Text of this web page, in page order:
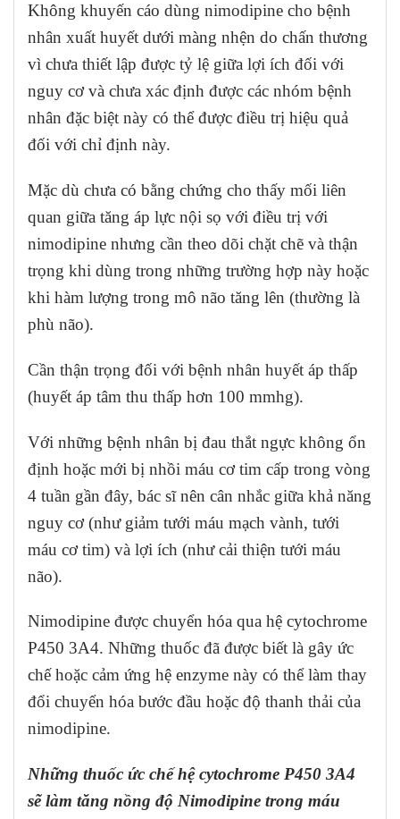
Không khuyến cáo dùng nimodipine cho bệnh
nhân xuất huyết dưới màng nhện do chấn thương
vì chưa thiết lập được tỷ lệ giữa lợi ích đối với
nguy cơ và chưa xác định được các nhóm bệnh
nhân đặc biệt này có thể được điều trị hiệu quả
đối với chỉ định này.
Mặc dù chưa có bằng chứng cho thấy mối liên
quan giữa tăng áp lực nội sọ với điều trị với
nimodipine nhưng cần theo dõi chặt chẽ và thận
trọng khi dùng trong những trường hợp này hoặc
khi hàm lượng trong mô não tăng lên (thường là
phù não).
Cần thận trọng đối với bệnh nhân huyết áp thấp
(huyết áp tâm thu thấp hơn 100 mmhg).
Với những bệnh nhân bị đau thắt ngực không ổn
định hoặc mới bị nhồi máu cơ tim cấp trong vòng
4 tuần gần đây, bác sĩ nên cân nhắc giữa khả năng
nguy cơ (như giảm tưới máu mạch vành, tưới
máu cơ tim) và lợi ích (như cải thiện tưới máu
não).
Nimodipine được chuyển hóa qua hệ cytochrome
P450 3A4. Những thuốc đã được biết là gây ức
chế hoặc cảm ứng hệ enzyme này có thể làm thay
đổi chuyển hóa bước đầu hoặc độ thanh thải của
nimodipine.
Những thuốc ức chế hệ cytochrome P450 3A4
sẽ làm tăng nồng độ Nimodipine trong máu